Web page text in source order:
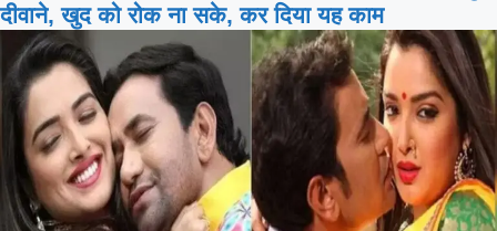
दीवाने, खुद को रोक ना सके, कर दिया यह काम